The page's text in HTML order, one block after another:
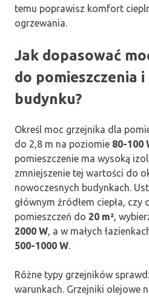
temu poprawisz komfort
ogrzewania.
Jak dopasować
do pomieszczenia
budynku?
Określ moc grzejnika dla
do 2,8 m na poziomie 80-100
pomieszczenie ma wysoką
zmniejszenie tej wartości do
nowoczesnych budynkach.
głównym źródłem ciepła,
pomieszczeń do 20 m² ,
2000 W , a w małych
500-1000 W
Różne typy grzejników
warunkach. Grzejniki olejowe